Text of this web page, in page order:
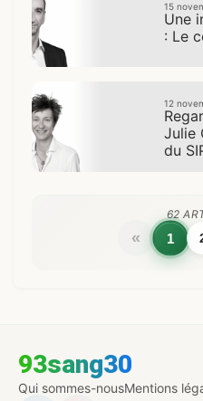
15
Une
: Le
12
Julie
du
62
« 1
93sang30
Qui sommes-nousMentions